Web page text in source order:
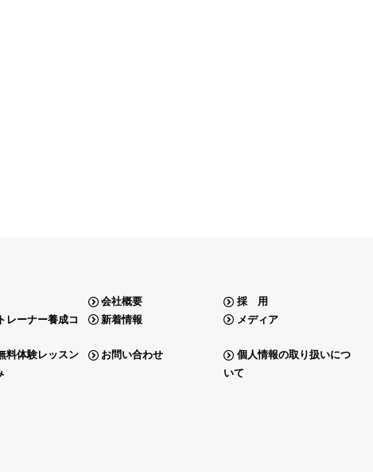
会社概要
採 用
レーナー養成コ
新着情報 メディア
料体験レッスン
お問い合わせ
個人情報の取り扱いにつ
いて